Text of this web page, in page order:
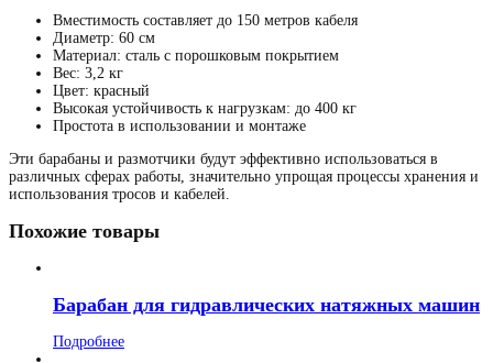
Вместимость составляет до 150 метров кабеля
Диаметр: 60 см
Материал: сталь с порошковым покрытием
Вес: 3,2 кг
Цвет: красный
Высокая устойчивость к нагрузкам: до 400 кг
Простота в использовании и монтаже
Эти барабаны и размотчики будут эффективно использоваться в
различных сферах работы, значительно упрощая процессы хранения и
использования тросов и кабелей.
Похожие товары
Барабан для гидравлических натяжных машин
Подробнее